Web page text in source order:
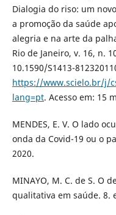
Dialogia do riso: um
a promoção da saúde
alegria e na arte da
Rio de Janeiro, v. 16, n.
10.1590/S1413-
https://www.scielo.br/j/
lang=pt. Acesso em: 15
MENDES, E. V. O lado
onda da Covid-19 ou o
2020.
MINAYO, M. C. de S. O
qualitativa em saúde. 8.